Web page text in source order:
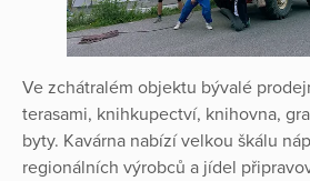
Ve zchátralém objektu bývalé
terasami, knihkupectví, knihovna,
byty. Kavárna nabízí velkou škálu
regionálních výrobců a jídel